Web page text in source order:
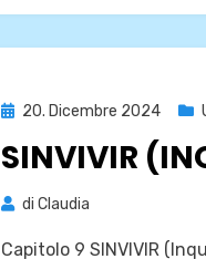
Pubblicato
20. Dicembre 2024
SINVIVIR
di Claudia
Capitolo 9 SINVIVIR